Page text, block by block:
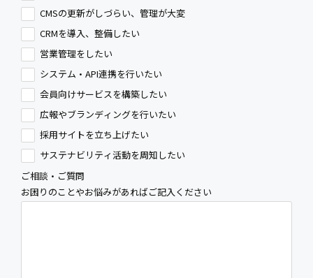
CMSの更新がしづらい、管理が大変
CRMを導入、整備したい
営業管理をしたい
システム・API連携を行いたい
会員向けサービスを構築したい
広報やブランディングを行いたい
採用サイトを立ち上げたい
サステナビリティ活動を周知したい
ご相談・ご質問
お困りのことやお悩みがあればご記入ください